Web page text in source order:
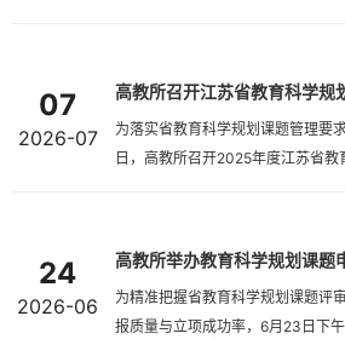
07
2026-07
高教所召开江苏省教育科学规
为落实省教育科学规划课题管理要
日，高教所召开2025年度江苏省教
24
2026-06
高教所举办教育科学规划课题
为精准把握省教育科学规划课题评
报质量与立项成功率，6月23日下